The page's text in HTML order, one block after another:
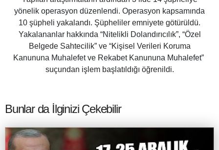
yönelik operasyon düzenlendi. Operasyon kapsamında
10 şüpheli yakalandı. Şüpheliler emniyete götürüldü.
Yakalananlar hakkında “Nitelikli Dolandırıcılık”, “Özel
Belgede Sahtecilik” ve “Kişisel Verileri Koruma
Kanununa Muhalefet ve Rekabet Kanununa Muhalefet”
suçundan işlem başlatıldığı öğrenildi.
Bunlar da İlginizi Çekebilir